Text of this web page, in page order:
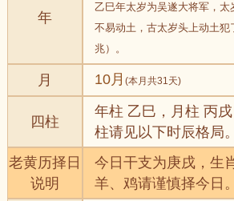
年
乙巳年太岁为吴遂大将军，
不易动土，古太岁头上动土犯
兆）。
月 10月(本月共31天)
四柱
年柱 乙巳，月柱 丙
柱请见以下时辰格局。
老黄历择日
说明
今日干支为庚戌，生
羊、鸡请谨慎择今日。